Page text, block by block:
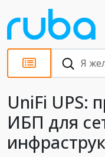
Обзоры
UniFi UPS:
ИБП для